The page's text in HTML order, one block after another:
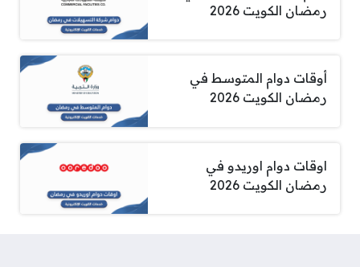
رمضان الكويت 2026
أوقات دوام المتوسط في
رمضان الكويت 2026
اوقات دوام اوريدو في
رمضان الكويت 2026